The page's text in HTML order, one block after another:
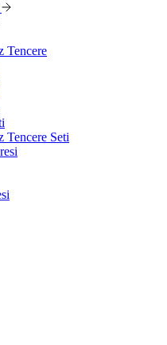
Tencere
Tencere Seti